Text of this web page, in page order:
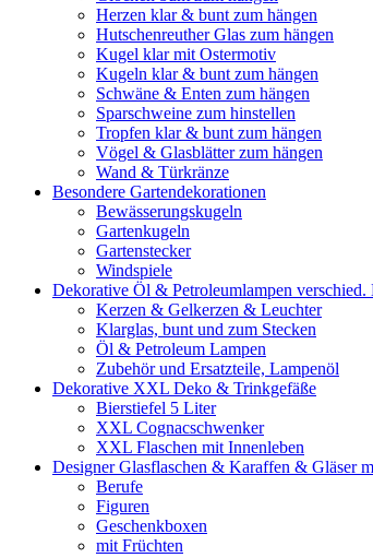
Herzen klar & bunt zum hängen
Hutschenreuther Glas zum hängen
Kugel klar mit Ostermotiv
Kugeln klar & bunt zum hängen
Schwäne & Enten zum hängen
Sparschweine zum hinstellen
Tropfen klar & bunt zum hängen
Vögel & Glasblätter zum hängen
Wand & Türkränze
Besondere Gartendekorationen
Bewässerungskugeln
Gartenkugeln
Gartenstecker
Windspiele
Dekorative Öl & Petroleumlampen
Kerzen & Gelkerzen & Leuchter
Klarglas, bunt und zum Stecken
Öl & Petroleum Lampen
Zubehör und Ersatzteile, Lampenöl
Dekorative XXL Deko & Trinkgefäße
Bierstiefel 5 Liter
XXL Cognacschwenker
XXL Flaschen mit Innenleben
Designer Glasflaschen & Karaffen & Gläser
Berufe
Figuren
Geschenkboxen
mit Früchten